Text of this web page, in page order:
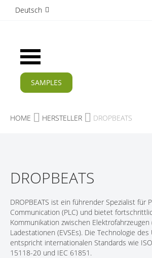
Deutsch
Navigation
umschalten
SAMPLES
AKTUELLES
PRODUKTE
SERVICES
UNTERNEHMEN
KARRIERE
KONTAKT
HOME HERSTELLER DROPBEATS
DROPBEATS
DROPBEATS ist ein führender Spezialist für
Communication (PLC) und bietet
Kommunikation zwischen Elektrofahrzeugen
Ladestationen (EVSEs). Die Technologie
entspricht internationalen Standards wie
15118-20 und IEC 61851.